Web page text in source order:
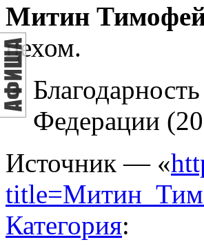
Митин
цехом.
Федерации
Источник — «
Категория: